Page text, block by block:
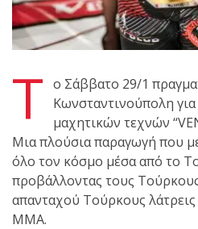
πραγματοποιήθηκε το
κλειστό σεμινάριο
Brazilian Jiu-Jitsu με τον
Gracie στο Fight Club
Galatsi!
Ο
Κορυφαίος
Τ ο Σάββατο 29/1
Κωνσταντινούπολη
μαχητικών τεχνών
Μια πλούσια παραγωγή που
όλο τον κόσμο μέσα από το
προβάλλοντας τους
απανταχού Τούρκους
ΜΜΑ.